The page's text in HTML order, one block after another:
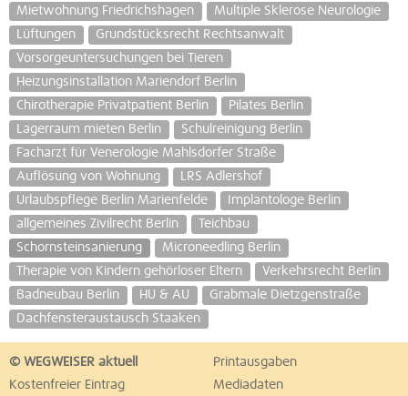
Mietwohnung Friedrichshagen
Multiple Sklerose Neurologie
Lüftungen
Grundstücksrecht Rechtsanwalt
Vorsorgeuntersuchungen bei Tieren
Heizungsinstallation Mariendorf Berlin
Chirotherapie Privatpatient Berlin
Pilates Berlin
Lagerraum mieten Berlin
Schulreinigung Berlin
Facharzt für Venerologie Mahlsdorfer Straße
Auflösung von Wohnung
LRS Adlershof
Urlaubspflege Berlin Marienfelde
Implantologe Berlin
allgemeines Zivilrecht Berlin
Teichbau
Schornsteinsanierung
Microneedling Berlin
Therapie von Kindern gehörloser Eltern
Verkehrsrecht Berlin
Badneubau Berlin
HU & AU
Grabmale Dietzgenstraße
Dachfensteraustausch Staaken
© WEGWEISER aktuell
Printausgaben
Kostenfreier Eintrag
Mediadaten